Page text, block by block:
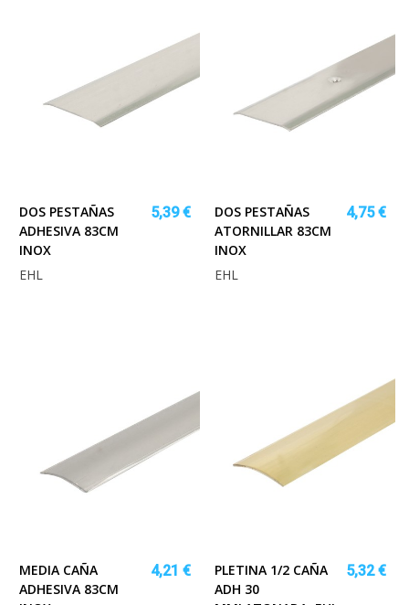
DOS PESTAÑAS
ADHESIVA 83CM
INOX
5,39 €
EHL
DOS PESTAÑAS
ATORNILLAR 83CM
INOX
4,75 €
EHL
MEDIA CAÑA
ADHESIVA 83CM
4,21 €
PLETINA 1/2 CAÑA
ADH 30
5,32 €